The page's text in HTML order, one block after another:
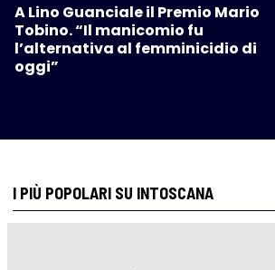
A Lino Guanciale il Premio Mario
Tobino. “Il manicomio fu
l’alternativa al femminicidio di
oggi”
I PIÙ POPOLARI SU INTOSCANA